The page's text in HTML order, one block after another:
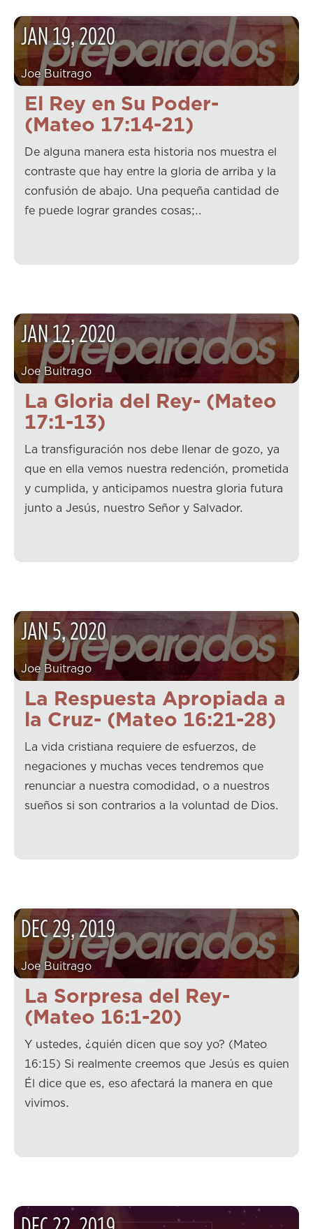
El Rey en Su Poder-
(Mateo 17:14-21)
JAN19,2020
Joe Buitrago
De alguna manera esta historia nos muestra el
contraste que hay entre la gloria de arriba y la
confusión de abajo. Una pequeña cantidad de
fe puede lograr grandes cosas;…
La Gloria del Rey- (Mateo
17:1-13)
JAN12,2020
Joe Buitrago
La transfiguración nos debe llenar de gozo, ya
que en ella vemos nuestra redención, prometida
y cumplida, y anticipamos nuestra gloria futura
junto a Jesús, nuestro Señor y Salvador.
La Respuesta Apropiada a
la Cruz- (Mateo 16:21-28)
JAN5,2020
Joe Buitrago
La vida cristiana requiere de esfuerzos, de
negaciones y muchas veces tendremos que
renunciar a nuestra comodidad, o a nuestros
sueños si son contrarios a la voluntad de Dios.
La Sorpresa del Rey-
(Mateo 16:1-20)
DEC29,2019
Joe Buitrago
Y ustedes, ¿quién dicen que soy yo? (Mateo
16:15) Si realmente creemos que Jesús es quien
Él dice que es, eso afectará la manera en que
vivimos.